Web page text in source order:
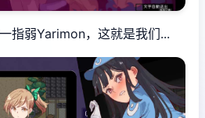
指弱Yarimon，这就是我们...